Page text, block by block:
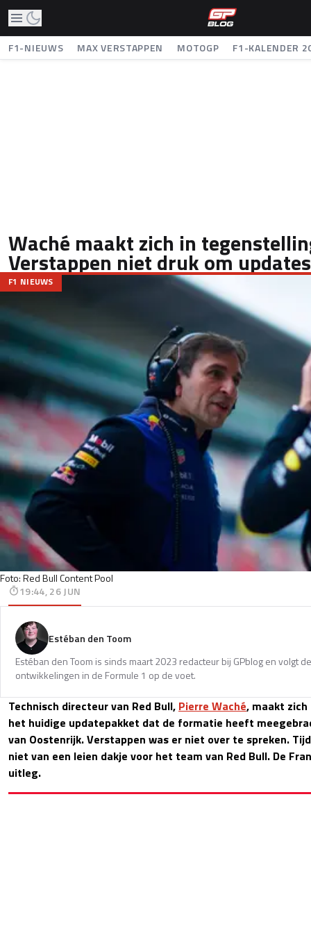
F1-NIEUWS MAX VERSTAPPEN MOTOGP F1-KALENDER
Waché maakt zich in
Verstappen niet druk om
Foto: Red Bull Content Pool
F1 NIEUWS
19:44, 26 JUN
Estéban den Toom
Estéban den Toom is sinds maart 2023 redacteur bij GPblog en volgt
ontwikkelingen in de Formule 1 op de voet.
Technisch directeur van Red Bull, Pierre Waché, maakt
het huidige updatepakket dat de formatie heeft
van Oostenrijk. Verstappen was er niet over te spreken.
niet van een leien dakje voor het team van Red Bull. De
uitleg.